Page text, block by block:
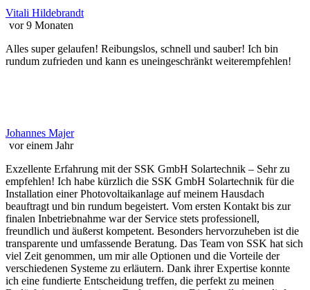
Vitali Hildebrandt
vor 9 Monaten
Alles super gelaufen! Reibungslos, schnell und sauber! Ich bin
rundum zufrieden und kann es uneingeschränkt weiterempfehlen!
Johannes Majer
vor einem Jahr
Exzellente Erfahrung mit der SSK GmbH Solartechnik – Sehr zu
empfehlen! Ich habe kürzlich die SSK GmbH Solartechnik für die
Installation einer Photovoltaikanlage auf meinem Hausdach
beauftragt und bin rundum begeistert. Vom ersten Kontakt bis zur
finalen Inbetriebnahme war der Service stets professionell,
freundlich und äußerst kompetent. Besonders hervorzuheben ist die
transparente und umfassende Beratung. Das Team von SSK hat sich
viel Zeit genommen, um mir alle Optionen und die Vorteile der
verschiedenen Systeme zu erläutern. Dank ihrer Expertise konnte
ich eine fundierte Entscheidung treffen, die perfekt zu meinen